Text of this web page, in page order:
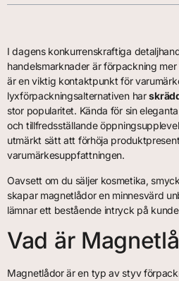
I dagens konkurrenskraftiga
handelsmarknader är förpackning
är en viktig kontaktpunkt för
lyxförpackningsalternativen har
stor popularitet. Kända för sin
och tillfredsställande
utmärkt sätt att förhöja
varumärkesuppfattningen.
Oavsett om du säljer kosmetika,
skapar magnetlådor en minnesvärd
lämnar ett bestående intryck på
Vad är
Magnetlådor är en typ av styv